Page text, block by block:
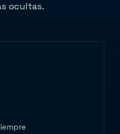
ocultas.